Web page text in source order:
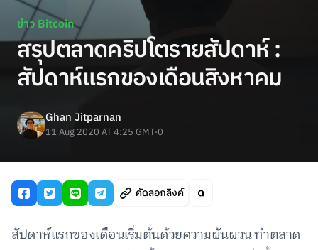
ข่าว Bitcoin
สรุปตลาดคริปโตรายสัปดาห์ :
สัปดาห์แรกของเดือนสิงหาคม
Ghan Jitparnan
11 Aug 2020 AT 4:25 GMT-0
คัดลอกลิงค์
สัปดาห์แรกของเดือนเริ่มต้นด้วยความผันผวน ทำตลาด